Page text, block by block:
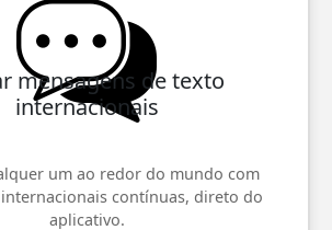
mensagens de texto
internacionais
um ao redor do mundo com
contínuas, direto do
aplicativo.